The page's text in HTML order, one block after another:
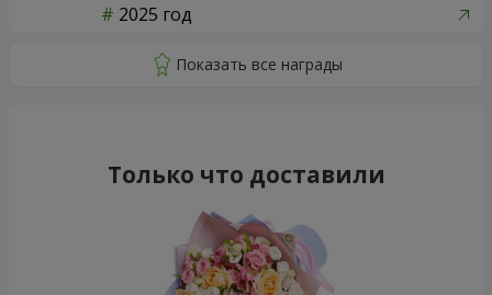
2025 год
Только что доставили